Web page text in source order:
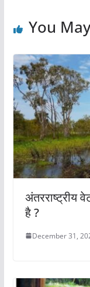
o p
You
अंतरराष्ट्रीय
है ?
December 31,